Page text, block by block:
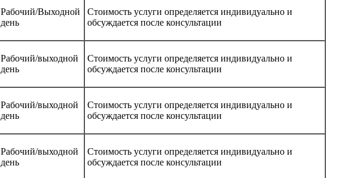
Рабочий/Выходной
день
Стоимость услуги определяется индивидуально и
обсуждается после консультации
Рабочий/выходной
день
Стоимость услуги определяется индивидуально и
обсуждается после консультации
Рабочий/выходной
день
Стоимость услуги определяется индивидуально и
обсуждается после консультации
Рабочий/выходной
день
Стоимость услуги определяется индивидуально и
обсуждается после консультации